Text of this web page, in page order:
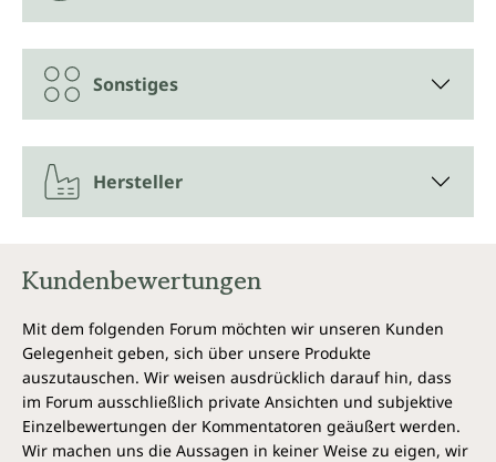
Sonstiges
Hersteller
Kundenbewertungen
Mit dem folgenden Forum möchten wir unseren Kunden
Gelegenheit geben, sich über unsere Produkte
auszutauschen. Wir weisen ausdrücklich darauf hin, dass
im Forum ausschließlich private Ansichten und subjektive
Einzelbewertungen der Kommentatoren geäußert werden.
Wir machen uns die Aussagen in keiner Weise zu eigen, wir